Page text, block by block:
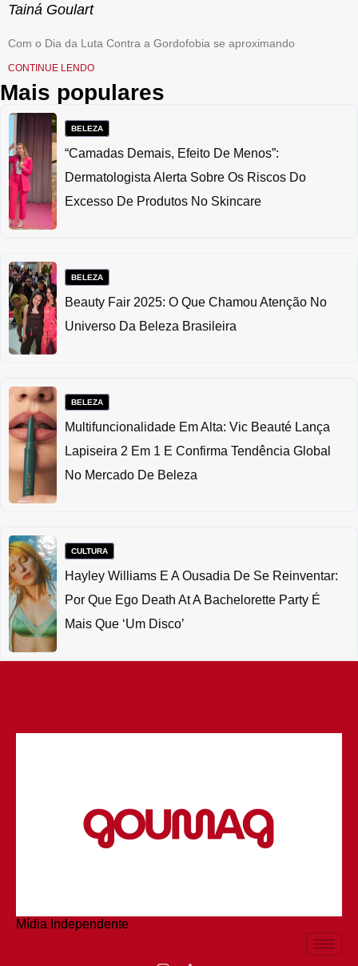
Tainá Goulart
Com o Dia da Luta Contra a Gordofobia se aproximando
CONTINUE LENDO
Mais populares
BELEZA
“Camadas Demais, Efeito De Menos”:
Dermatologista Alerta Sobre Os Riscos Do
Excesso De Produtos No Skincare
BELEZA
Beauty Fair 2025: O Que Chamou Atenção No
Universo Da Beleza Brasileira
BELEZA
Multifuncionalidade Em Alta: Vic Beauté Lança
Lapiseira 2 Em 1 E Confirma Tendência Global
No Mercado De Beleza
CULTURA
Hayley Williams E A Ousadia De Se Reinventar:
Por Que Ego Death At A Bachelorette Party É
Mais Que ‘um Disco’
Mídia Independente